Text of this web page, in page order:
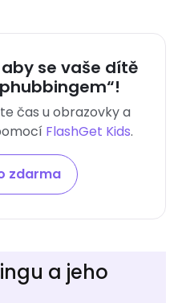
se vaše dítě
čas u obrazovky a
FlashGet Kids.
zdarma
a jeho